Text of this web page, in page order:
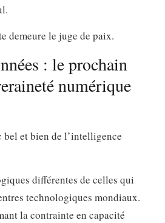
demeure le juge de paix.
: le prochain
numérique
et bien de l’intelligence
différentes de celles qui
technologiques mondiaux.
la contrainte en capacité